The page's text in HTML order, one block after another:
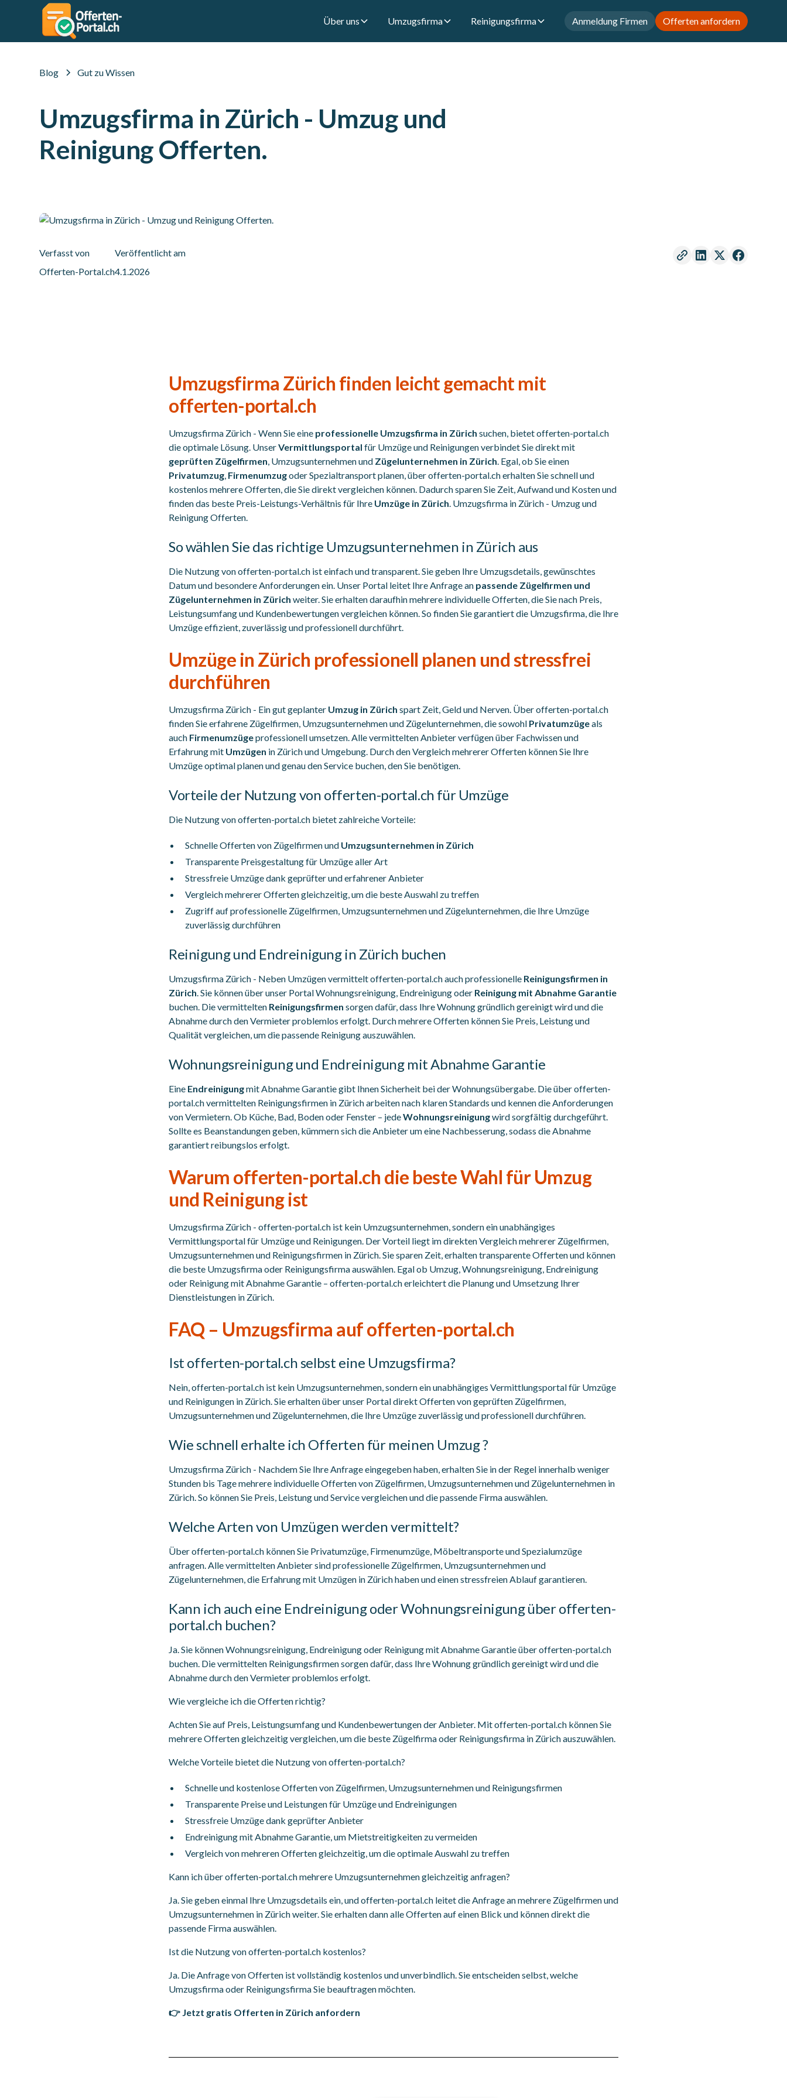
Über uns Umzugsfirma Reinigungsfirma Anmeldung Firmen Offerten anfordern
Blog Gut zu Wissen
Umzugsfirma in Zürich - Umzug und
Reinigung Offerten.
Verfasst von
Offerten-Portal.ch
Veröffentlicht am
4.1.2026
Umzugsfirma Zürich finden leicht gemacht mit
offerten-portal.ch
Umzugsfirma Zürich - Wenn Sie eine professionelle Umzugsfirma in Zürich suchen, bietet offerten-portal.ch
die optimale Lösung. UnserVermittlungsportal für Umzüge und Reinigungen verbindet Sie direkt mit
geprüften Zügelfirmen, Umzugsunternehmen und Zügelunternehmen in Zürich. Egal, ob Sie einen
Privatumzug, Firmenumzugoder Spezialtransport planen, über offerten-portal.ch erhalten Sie schnell und
kostenlos mehrere Offerten, die Sie direkt vergleichen können. Dadurch sparen Sie Zeit, Aufwand und Kosten und
finden das beste Preis-Leistungs-Verhältnis für Ihre Umzüge in Zürich. Umzugsfirma in Zürich - Umzug und
Reinigung Offerten.
So wählen Sie das richtige Umzugsunternehmen in Zürich aus
Die Nutzung von offerten-portal.ch ist einfach und transparent. Sie geben Ihre Umzugsdetails, gewünschtes
Datum und besondere Anforderungen ein. Unser Portal leitet Ihre Anfrage an passende Zügelfirmen und
Zügelunternehmen in Zürich weiter. Sie erhalten daraufhin mehrere individuelle Offerten, die Sie nach Preis,
Leistungsumfang und Kundenbewertungen vergleichen können. So finden Sie garantiert die Umzugsfirma, die Ihre
Umzüge effizient, zuverlässig und professionell durchführt.
Umzüge in Zürich professionell planen und stressfrei
durchführen
Umzugsfirma Zürich - Ein gut geplanter Umzug in Zürich spart Zeit, Geld und Nerven. Über offerten-portal.ch
finden Sie erfahrene Zügelfirmen, Umzugsunternehmen und Zügelunternehmen, die sowohl Privatumzügeals
auch Firmenumzügeprofessionell umsetzen. Alle vermittelten Anbieter verfügen über Fachwissen und
Erfahrung mit Umzügen in Zürich und Umgebung. Durch den Vergleich mehrerer Offerten können Sie Ihre
Umzüge optimal planen und genau den Service buchen, den Sie benötigen.
Vorteile der Nutzung von offerten-portal.ch für Umzüge
Die Nutzung von offerten-portal.ch bietet zahlreiche Vorteile:
Schnelle Offerten von Zügelfirmen und Umzugsunternehmen in Zürich
Transparente Preisgestaltung für Umzüge aller Art
Stressfreie Umzüge dank geprüfter und erfahrener Anbieter
Vergleich mehrerer Offerten gleichzeitig, um die beste Auswahl zu treffen
Zugriff auf professionelle Zügelfirmen, Umzugsunternehmen und Zügelunternehmen, die Ihre Umzüge
zuverlässig durchführen
Reinigung und Endreinigung in Zürich buchen
Umzugsfirma Zürich - Neben Umzügen vermittelt offerten-portal.ch auch professionelle Reinigungsfirmen in
Zürich. Sie können über unser Portal Wohnungsreinigung, Endreinigung oder Reinigung mit Abnahme Garantie
buchen. Die vermittelten Reinigungsfirmen sorgen dafür, dass Ihre Wohnung gründlich gereinigt wird und die
Abnahme durch den Vermieter problemlos erfolgt. Durch mehrere Offerten können Sie Preis, Leistung und
Qualität vergleichen, um die passende Reinigung auszuwählen.
Wohnungsreinigung und Endreinigung mit Abnahme Garantie
Eine Endreinigungmit Abnahme Garantie gibt Ihnen Sicherheit bei der Wohnungsübergabe. Die über offerten-
portal.ch vermittelten Reinigungsfirmen in Zürich arbeiten nach klaren Standards und kennen die Anforderungen
von Vermietern. Ob Küche, Bad, Boden oder Fenster – jedeWohnungsreinigungwird sorgfältig durchgeführt.
Sollte es Beanstandungen geben, kümmern sich die Anbieter um eine Nachbesserung, sodass die Abnahme
garantiert reibungslos erfolgt.
Warum offerten-portal.ch die beste Wahl für Umzug
und Reinigung ist
Umzugsfirma Zürich - offerten-portal.ch ist kein Umzugsunternehmen, sondern ein unabhängiges
Vermittlungsportal für Umzüge und Reinigungen. Der Vorteil liegt im direkten Vergleich mehrerer Zügelfirmen,
Umzugsunternehmen und Reinigungsfirmen in Zürich. Sie sparen Zeit, erhalten transparente Offerten und können
die beste Umzugsfirma oder Reinigungsfirma auswählen. Egal ob Umzug, Wohnungsreinigung, Endreinigung
oder Reinigung mit Abnahme Garantie – offerten-portal.ch erleichtert die Planung und Umsetzung Ihrer
Dienstleistungen in Zürich.
FAQ – Umzugsfirma auf offerten-portal.ch
Ist offerten-portal.ch selbst eine Umzugsfirma?
Nein, offerten-portal.ch ist kein Umzugsunternehmen, sondern ein unabhängiges Vermittlungsportal für Umzüge
und Reinigungen in Zürich. Sie erhalten über unser Portal direkt Offerten von geprüften Zügelfirmen,
Umzugsunternehmen und Zügelunternehmen, die Ihre Umzüge zuverlässig und professionell durchführen.
Wie schnell erhalte ich Offerten für meinen Umzug ?
Umzugsfirma Zürich - Nachdem Sie Ihre Anfrage eingegeben haben, erhalten Sie in der Regel innerhalb weniger
Stunden bis Tage mehrere individuelle Offerten von Zügelfirmen, Umzugsunternehmen und Zügelunternehmen in
Zürich. So können Sie Preis, Leistung und Service vergleichen und die passende Firma auswählen.
Welche Arten von Umzügen werden vermittelt?
Über offerten-portal.ch können Sie Privatumzüge, Firmenumzüge, Möbeltransporte und Spezialumzüge
anfragen. Alle vermittelten Anbieter sind professionelle Zügelfirmen, Umzugsunternehmen und
Zügelunternehmen, die Erfahrung mit Umzügen in Zürich haben und einen stressfreien Ablauf garantieren.
Kann ich auch eine Endreinigung oder Wohnungsreinigung über offerten-
portal.ch buchen?
Ja. Sie können Wohnungsreinigung, Endreinigung oder Reinigung mit Abnahme Garantie über offerten-portal.ch
buchen. Die vermittelten Reinigungsfirmen sorgen dafür, dass Ihre Wohnung gründlich gereinigt wird und die
Abnahme durch den Vermieter problemlos erfolgt.
Wie vergleiche ich die Offerten richtig?
Achten Sie auf Preis, Leistungsumfang und Kundenbewertungen der Anbieter. Mit offerten-portal.ch können Sie
mehrere Offerten gleichzeitig vergleichen, um die beste Zügelfirma oder Reinigungsfirma in Zürich auszuwählen.
Welche Vorteile bietet die Nutzung von offerten-portal.ch?
Schnelle und kostenlose Offerten von Zügelfirmen, Umzugsunternehmen und Reinigungsfirmen
Transparente Preise und Leistungen für Umzüge und Endreinigungen
Stressfreie Umzüge dank geprüfter Anbieter
Endreinigung mit Abnahme Garantie, um Mietstreitigkeiten zu vermeiden
Vergleich von mehreren Offerten gleichzeitig, um die optimale Auswahl zu treffen
Kann ich über offerten-portal.ch mehrere Umzugsunternehmen gleichzeitig anfragen?
Ja. Sie geben einmal Ihre Umzugsdetails ein, und offerten-portal.ch leitet die Anfrage an mehrere Zügelfirmen und
Umzugsunternehmen in Zürich weiter. Sie erhalten dann alle Offerten auf einen Blick und können direkt die
passende Firma auswählen.
Ist die Nutzung von offerten-portal.ch kostenlos?
Ja. Die Anfrage von Offerten ist vollständig kostenlos und unverbindlich. Sie entscheiden selbst, welche
Umzugsfirma oder Reinigungsfirma Sie beauftragen möchten.
👉 Jetzt gratis Offerten in Zürich anfordern